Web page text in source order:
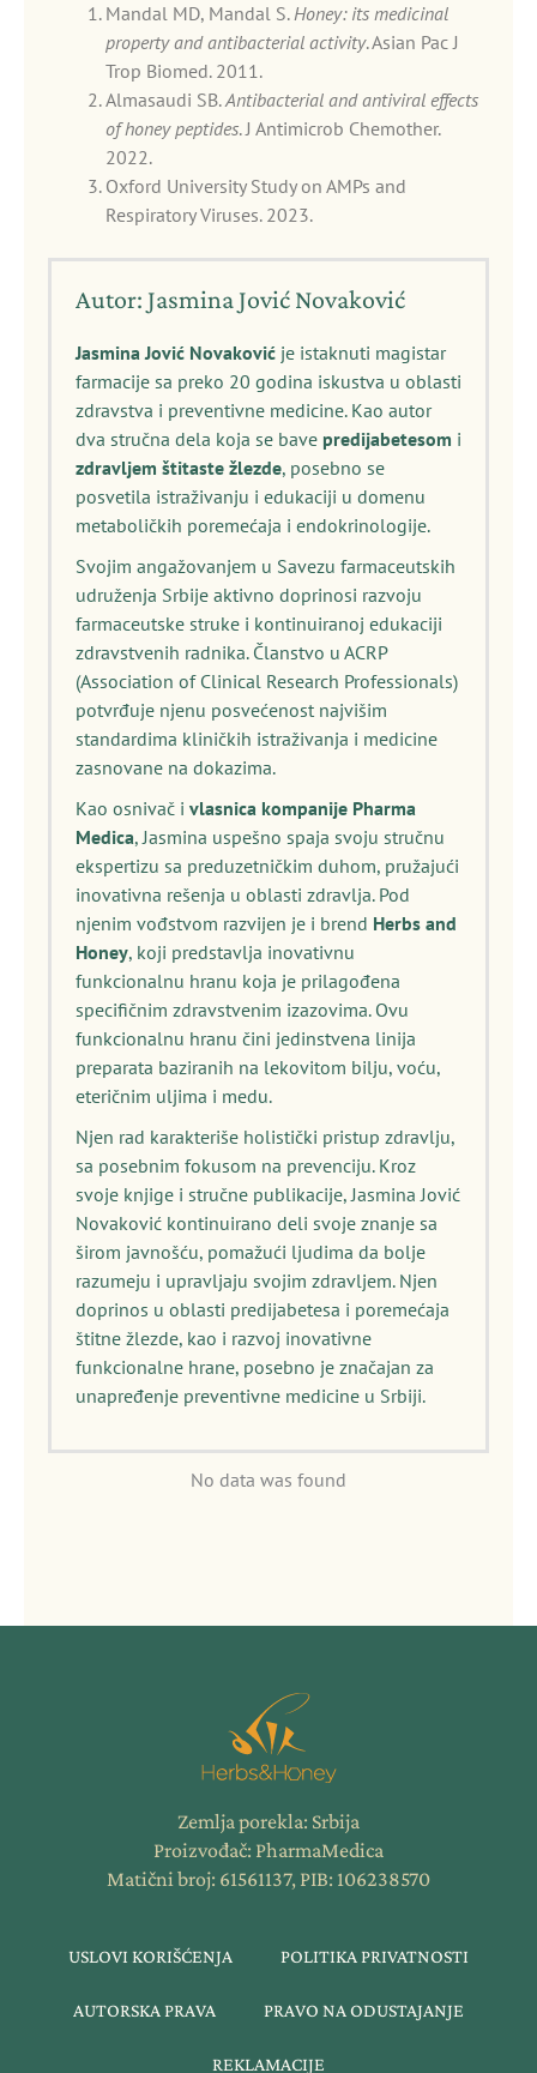
Mandal MD, Mandal S.Honey: its medicinal
property and antibacterial activity. Asian Pac J
Trop Biomed. 2011.
Almasaudi SB.Antibacterial and antiviral effects
of honey peptides. J Antimicrob Chemother.
2022.
Oxford University Study on AMPs and
Respiratory Viruses. 2023.
Autor: Jasmina Jović Novaković
Jasmina Jović Novaković je istaknuti magistar
farmacije sa preko 20 godina iskustva u oblasti
zdravstva i preventivne medicine. Kao autor
dva stručna dela koja se bave predijabetesom i
zdravljem štitaste žlezde, posebno se
posvetila istraživanju i edukaciji u domenu
metaboličkih poremećaja i endokrinologije.
Svojim angažovanjem u Savezu farmaceutskih
udruženja Srbije aktivno doprinosi razvoju
farmaceutske struke i kontinuiranoj edukaciji
zdravstvenih radnika. Članstvo u ACRP
(Association of Clinical Research Professionals)
potvrđuje njenu posvećenost najvišim
standardima kliničkih istraživanja i medicine
zasnovane na dokazima.
Kao osnivač i vlasnica kompanije Pharma
Medica, Jasmina uspešno spaja svoju stručnu
ekspertizu sa preduzetničkim duhom, pružajući
inovativna rešenja u oblasti zdravlja. Pod
njenim vođstvom razvijen je i brend Herbs and
Honey, koji predstavlja inovativnu
funkcionalnu hranu koja je prilagođena
specifičnim zdravstvenim izazovima. Ovu
funkcionalnu hranu čini jedinstvena linija
preparata baziranih na lekovitom bilju, voću,
eteričnim uljima i medu.
Njen rad karakteriše holistički pristup zdravlju,
sa posebnim fokusom na prevenciju. Kroz
svoje knjige i stručne publikacije, Jasmina Jović
Novaković kontinuirano deli svoje znanje sa
širom javnošću, pomažući ljudima da bolje
razumeju i upravljaju svojim zdravljem. Njen
doprinos u oblasti predijabetesa i poremećaja
štitne žlezde, kao i razvoj inovativne
funkcionalne hrane, posebno je značajan za
unapređenje preventivne medicine u Srbiji.
No data was found
Zemlja porekla: Srbija
Proizvođač: PharmaMedica
Matični broj: 61561137, PIB: 106238570
USLOVI KORIŠĆENJA POLITIKA PRIVATNOSTI
AUTORSKA PRAVA PRAVO NA ODUSTAJANJE
REKLAMACIJE